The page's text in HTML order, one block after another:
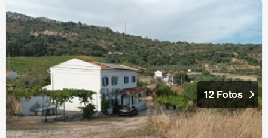
12 Fotos